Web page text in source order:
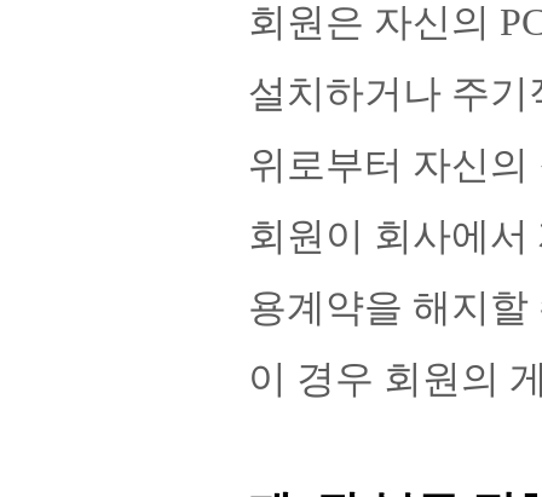
회원은 자신의
설치하거나 주
위로부터 자신
회원이 회사에
용계약을 해지할
이 경우 회원의